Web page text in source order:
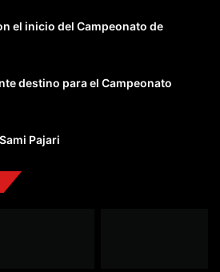
el inicio del Campeonato de
destino para el Campeonato
Pajari